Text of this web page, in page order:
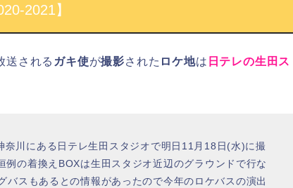
2021】
送される ガキ使が撮影された ロケ地は 日テレの生田ス
奈川にある日テレ生田スタジオで明日11月18日(水)に撮
例の着換えBOXは生田スタジオ近辺のグラウンドで行な
バスもあるとの情報があったので今年のロケバスの演出